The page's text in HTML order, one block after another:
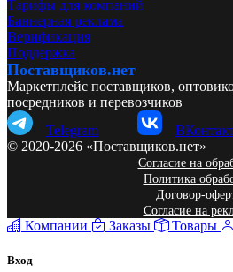
Тарифы для компаний
Баннерная реклама
Верификация
Поддержка
Поставщиков.нет
Маркетплейс поставщиков,
посредников и перевозчиков
Telegram
© 2020-2026 «Поставщиков.нет»
Согласие на
Политика
Договор-
Согласие на
Компании Заказы Товары
Вход